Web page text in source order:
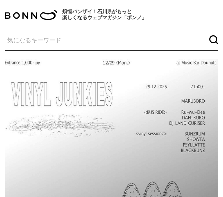
煩悩バンザイ！石川県がもっと
楽しくなるウェブマガジン「ボンノ」